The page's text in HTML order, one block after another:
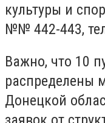
культуры и
№№ 442-443,
Важно, что 10
распределены
Донецкой